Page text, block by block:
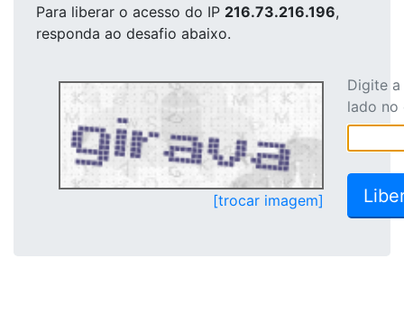
Para liberar o acesso do IP 216.73.216.196,
responda ao desafio abaixo.
[trocar imagem]
Digite
lado no